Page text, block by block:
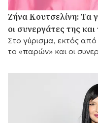
Ζήνα Κουτσελίνη: Τα
οι συνεργάτες της
Στο γύρισμα, εκτός
το «παρών» και οι